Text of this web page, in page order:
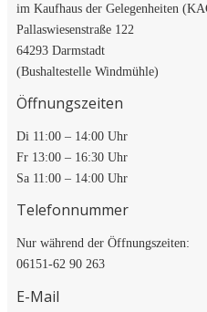
im Kaufhaus der Gelegenheiten
Pallaswiesenstraße 122
64293 Darmstadt
(Bushaltestelle Windmühle)
Öffnungszeiten
Di 11:00 – 14:00 Uhr
Fr 13:00 – 16:30 Uhr
Sa 11:00 – 14:00 Uhr
Telefonnummer
Nur während der Öffnungszeiten:
06151-62 90 263
E-Mail